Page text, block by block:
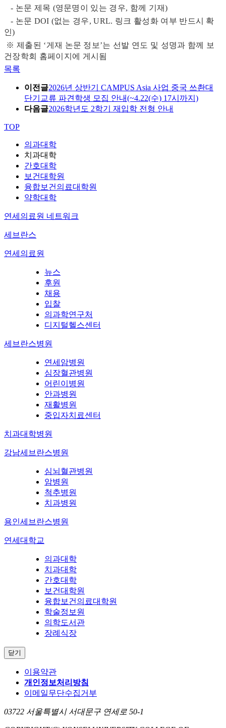
- 논문 제목 (영문명이 있는 경우, 함께 기재)
- 논문 DOI (없는 경우, URL. 링크 활성화 여부 반드시 확
인)
※ 제출된 ‘게재 논문 정보’는 선발 연도 및 성명과 함께 보
건장학회 홈페이지에 게시됨
목록
이전글2026년 상반기 CAMPUS Asia 사업 중국 쓰촨대
단기교류 파견학생 모집 안내(~4.22(수) 17시까지)
다음글2026학년도 2학기 재입학 전형 안내
TOP
의과대학
치과대학
간호대학
보건대학원
융합보건의료대학원
약학대학
연세의료원 네트워크
세브란스
연세의료원
뉴스
후원
채용
입찰
의과학연구처
디지털헬스센터
세브란스병원
연세암병원
심장혈관병원
어린이병원
안과병원
재활병원
중입자치료센터
치과대학병원
강남세브란스병원
심뇌혈관병원
암병원
척추병원
치과병원
용인세브란스병원
연세대학교
의과대학
치과대학
간호대학
보건대학원
융합보건의료대학원
학술정보원
의학도서관
장례식장
닫기
이용약관
개인정보처리방침
이메일무단수집거부
03722 서울특별시 서대문구 연세로 50-1